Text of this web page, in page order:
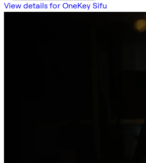
View details for OneKey Sifu